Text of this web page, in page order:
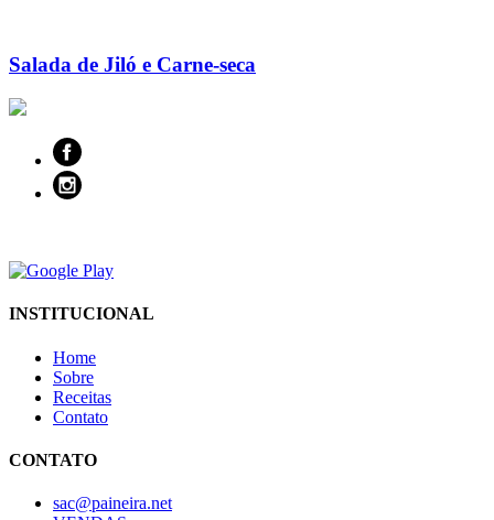
Salada de Jiló e Carne-seca
INSTITUCIONAL
Home
Sobre
Receitas
Contato
CONTATO
sac@paineira.net